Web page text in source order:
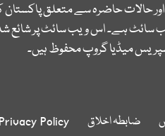
حالات حاضرہ سے متعلق
سائٹ ہے۔ اس ویب سائٹ پر شائع
میڈیا گروپ محفوظ ہیں۔
ضابطہ اخلاق Privacy Policy